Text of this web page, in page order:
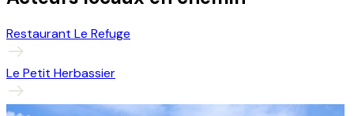
Restaurant Le Refuge
Le Petit Herbassier